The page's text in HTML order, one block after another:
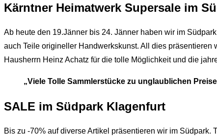
Kärntner Heimatwerk Supersale im
Ab heute den 19.Jänner bis 24. Jänner haben wir im
auch Teile origineller Handwerkskunst. All dies
Hausherrn Heinz Achatz für die tolle Möglichkeit und die
„Viele Tolle Sammlerstücke zu unglaublichen
SALE im Südpark Klagenfurt
Bis zu -70% auf diverse Artikel präsentieren wir im Südpark.